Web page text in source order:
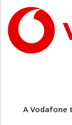
A Vodafone